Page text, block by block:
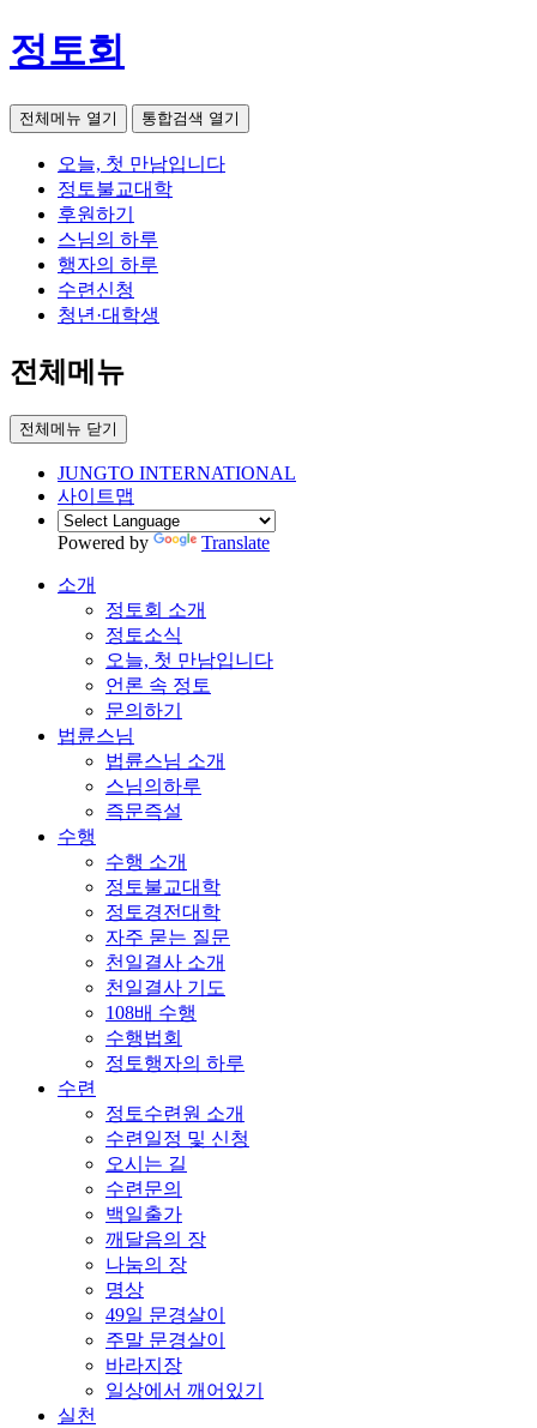
정토회
전체메뉴 열기 통합검색 열기
오늘, 첫 만남입니다
정토불교대학
후원하기
스님의 하루
행자의 하루
수련신청
청년·대학생
전체메뉴
전체메뉴 닫기
JUNGTO INTERNATIONAL
사이트맵
Powered by Translate
소개
정토회 소개
정토소식
오늘, 첫 만남입니다
언론 속 정토
문의하기
법륜스님
법륜스님 소개
스님의하루
즉문즉설
수행
수행 소개
정토불교대학
정토경전대학
자주 묻는 질문
천일결사 소개
천일결사 기도
108배 수행
수행법회
정토행자의 하루
수련
정토수련원 소개
수련일정 및 신청
오시는 길
수련문의
백일출가
깨달음의 장
나눔의 장
명상
49일 문경살이
주말 문경살이
바라지장
일상에서 깨어있기
실천